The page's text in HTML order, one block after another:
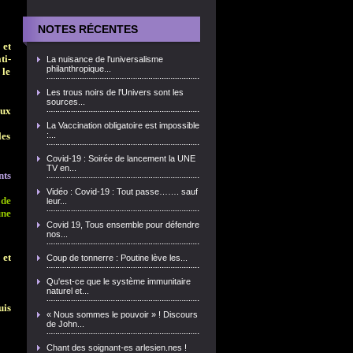
NOTES RÉCENTES
La nuisance de l'universalisme
philanthropique...
Les trous noirs de l'Univers sont les
sources...
La Vaccination obligatoire est impossible
:...
Covid-19 : Soirée de lancement la UNE
TV en...
Vidéo : Covid-19 : Tout passe……. sauf
leur...
Covid 19, Tous ensemble pour défendre
nos...
Coup de tonnerre : Poutine lève les...
Qu'est-ce que le système immunitaire
naturel et...
« Nous sommes le pouvoir » ! Discours
de John...
Chant des soignant-es arlesien.nes !
et
le
et